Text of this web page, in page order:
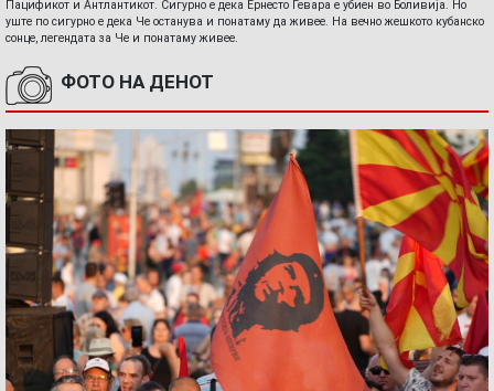
Пацификот и Антлантикот. Сигурно е дека Ернесто Гевара е убиен во Боливија. Но
уште по сигурно е дека Че останува и понатаму да живее. На вечно жешкото кубанско
сонце, легендата за Че и понатаму живее.
ФОТО НА ДЕНОТ